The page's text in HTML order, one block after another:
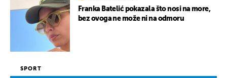
Franka Batelić pokazala što nosi na more,
bez ovoga ne može ni na odmoru
SPORT